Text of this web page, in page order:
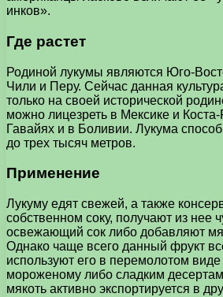
инков».
Где растет
Родиной лукумы являются Юго-
Чили и Перу. Сейчас данная
только на своей исторической
можно лицезреть в Мексике и
Гавайях и в Боливии. Лукума
до трех тысяч метров.
Применение
Лукуму едят свежей, а также
собственном соку, получают из нее
освежающий сок либо добавляют
Однако чаще всего данный фрукт
используют его в перемолотом виде
мороженому либо сладким
мякоть активно экспортируется в